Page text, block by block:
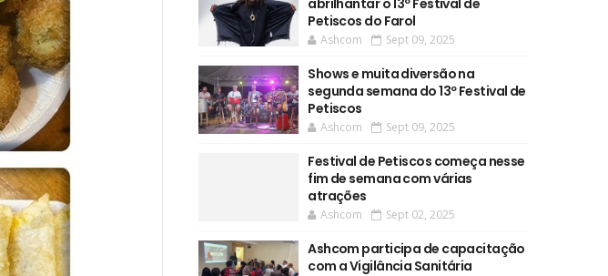
abrilhantar o 13º Festival de
Petiscos do Farol
Ashcom Sept 09, 2025
Shows e muita diversão na
segunda semana do 13º Festival de
Petiscos
Ashcom Sept 09, 2025
Festival de Petiscos começa nesse
fim de semana com várias
atrações
Ashcom Sept 02, 2025
Ashcom participa de capacitação
com a Vigilância Sanitária